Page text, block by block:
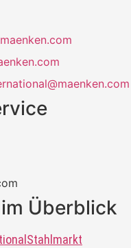
Überblick
Stahlmarkt